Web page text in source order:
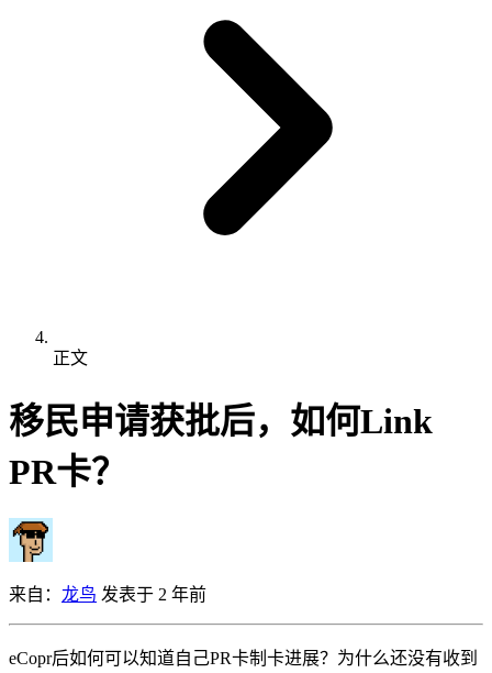
正文
移民申请获批后，如何Link
PR卡？
来自： 龙鸟 发表于 2 年前
eCopr后如何可以知道自己PR卡制卡进展？为什么还没有收到